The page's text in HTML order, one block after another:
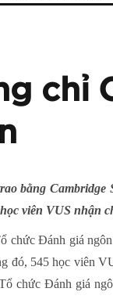
chỉ
bằng
viên VUS nhận
chức Đánh giá
đó, 545 học viên
chức Đánh giá